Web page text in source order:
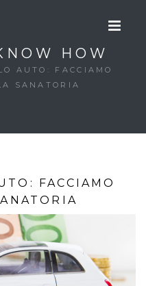
HOW
AUTO: FACCIAMO
SANATORIA
FACCIAMO